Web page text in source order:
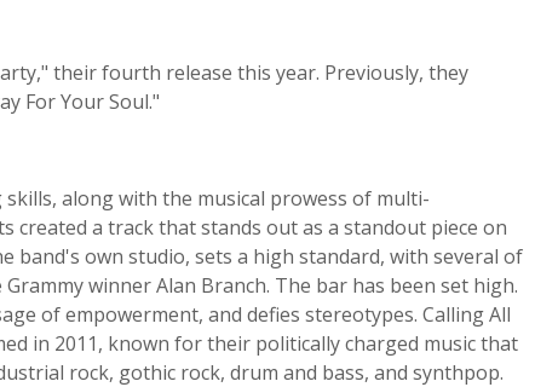
their fourth release this year. Previously, they
For Your Soul."
along with the musical prowess of multi-
created a track that stands out as a standout piece on
band's own studio, sets a high standard, with several of
winner Alan Branch. The bar has been set high.
of empowerment, and defies stereotypes. Calling All
in 2011, known for their politically charged music that
rock, gothic rock, drum and bass, and synthpop.